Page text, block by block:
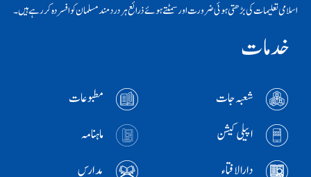
اسلامی تعلیمات کی بڑھتی ہوئی ضرورت اور سمٹتے ہوئے ذرائع ہر دردمند مسلمان کو افسردہ کر رہے ہیں۔
خدمات
شعبہ جات
مطبوعات
اپیلی کیشن
ماہنامہ
دارالافتاء
مدارس